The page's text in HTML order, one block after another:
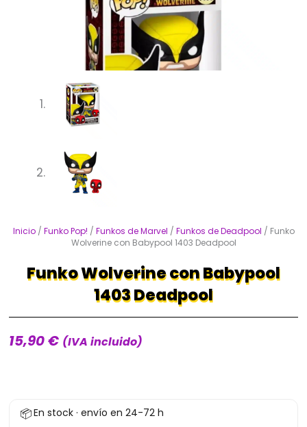
Inicio/ Funko Pop! / Funkos de Marvel / Funkos de Deadpool / Funko
Wolverine con Babypool 1403 Deadpool
Funko Wolverine con Babypool
1403 Deadpool
15,90€ (IVA incluido)
📦En stock · envío en 24-72 h
Wolverine